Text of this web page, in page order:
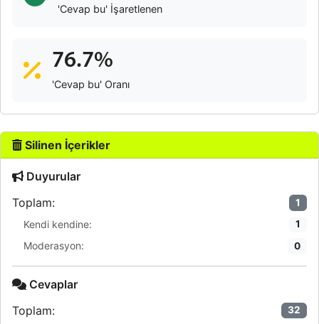
'Cevap bu' İşaretlenen
76.7%
'Cevap bu' Oranı
Silinen İçerikler
Duyurular
Toplam:
1
Kendi kendine: 1
Moderasyon: 0
Cevaplar
Toplam:
32